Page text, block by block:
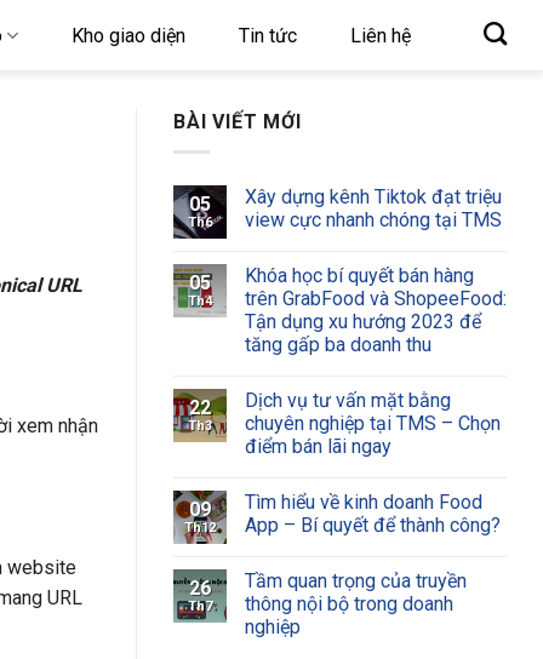
Kho giao diện Tin tức Liên hệ
URL
xem nhận
website
URL
BÀI VIẾT MỚI
05
Th6
Xây dựng kênh Tiktok đạt triệu
view cực nhanh chóng tại TMS
05
Th4
Khóa học bí quyết bán hàng
trên GrabFood và ShopeeFood:
Tận dụng xu hướng 2023 để
tăng gấp ba doanh thu
22
Th3
Dịch vụ tư vấn mặt bằng
chuyên nghiệp tại TMS – Chọn
điểm bán lãi ngay
09
Th12
Tìm hiểu về kinh doanh Food
App – Bí quyết để thành công?
26
Th7
Tầm quan trọng của truyền
thông nội bộ trong doanh
nghiệp